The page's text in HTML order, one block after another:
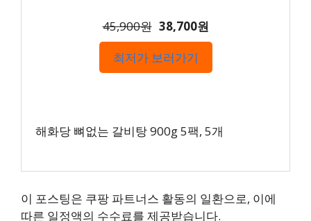
45,900원 38,700원
최저가 보러가기
해화당 뼈없는 갈비탕 900g 5팩, 5개
이 포스팅은 쿠팡 파트너스 활동의 일환으로, 이에
따른 일정액의 수수료를 제공받습니다.